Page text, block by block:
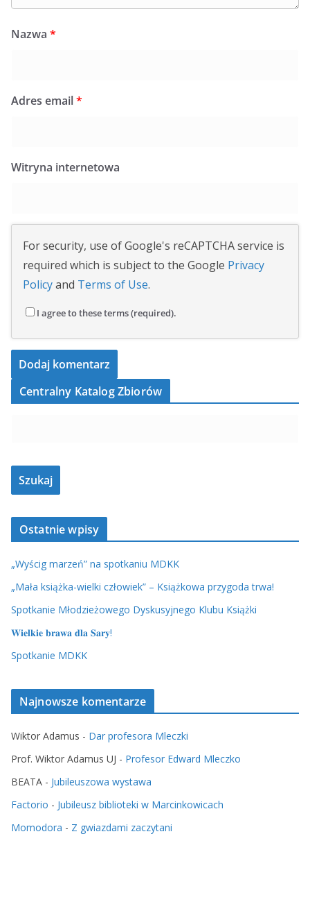
Nazwa *
Adres email*
Witryna internetowa
For security, use of Google's reCAPTCHA service is
required which is subject to the Google Privacy
Policyand Terms of Use.
I agree to these terms (required).
Centralny Katalog Zbiorów
Ostatnie wpisy
„Wyścig marzeń” na spotkaniu MDKK
„Mała książka-wielki człowiek” – Książkowa przygoda trwa!
Spotkanie Młodzieżowego Dyskusyjnego Klubu Książki
𝐖𝐢𝐞𝐥𝐤𝐢𝐞 𝐛𝐫𝐚𝐰𝐚 𝐝𝐥𝐚 𝐒𝐚𝐫𝐲!
Spotkanie MDKK
Najnowsze komentarze
Wiktor Adamus - Dar profesora Mleczki
Prof. Wiktor Adamus UJ - Profesor Edward Mleczko
BEATA - Jubileuszowa wystawa
Factorio - Jubileusz biblioteki w Marcinkowicach
Momodora - Z gwiazdami zaczytani